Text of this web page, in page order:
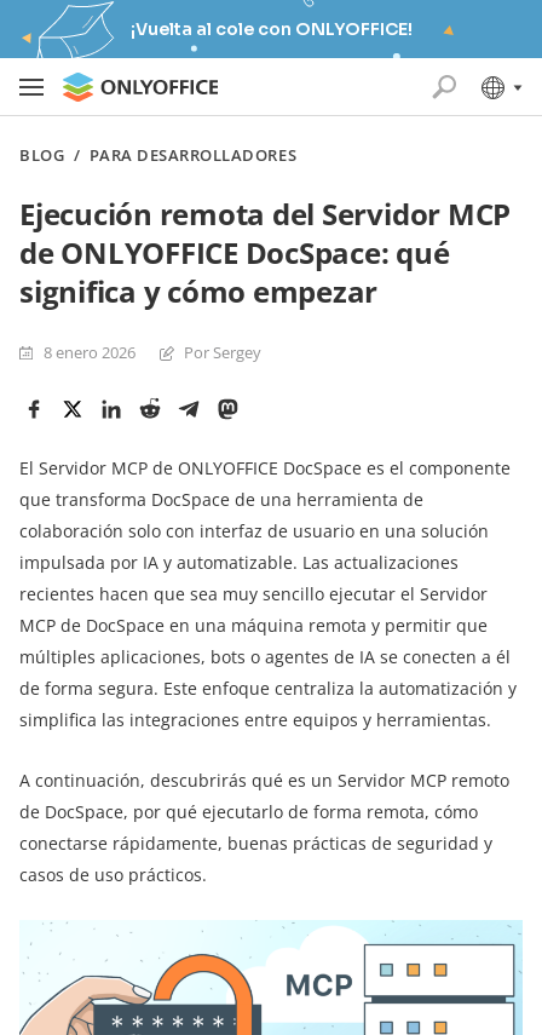
¡Vuelta al cole con ONLYOFFICE!
BLOG / PARA DESARROLLADORES
Ejecución remota del Servidor MCP
de ONLYOFFICE DocSpace: qué
significa y cómo empezar
8 enero 2026 Por Sergey
El Servidor MCP de ONLYOFFICE DocSpace es el componente
que transforma DocSpace de una herramienta de
colaboración solo con interfaz de usuario en una solución
impulsada por IA y automatizable. Las actualizaciones
recientes hacen que sea muy sencillo ejecutar el Servidor
MCP de DocSpace en una máquina remota y permitir que
múltiples aplicaciones, bots o agentes de IA se conecten a él
de forma segura. Este enfoque centraliza la automatización y
simplifica las integraciones entre equipos y herramientas.
A continuación, descubrirás qué es un Servidor MCP remoto
de DocSpace, por qué ejecutarlo de forma remota, cómo
conectarse rápidamente, buenas prácticas de seguridad y
casos de uso prácticos.